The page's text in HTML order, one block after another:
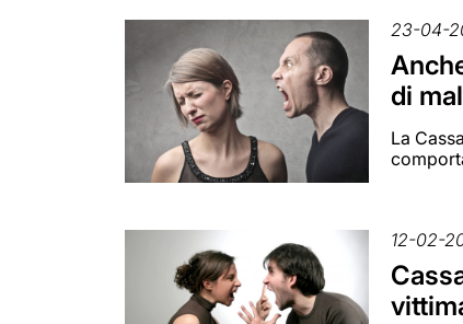
23-04-
di
La
12-02-